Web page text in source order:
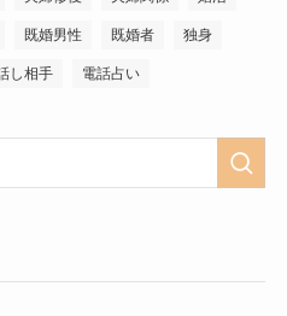
既婚男性 既婚者 独身
し相手 電話占い